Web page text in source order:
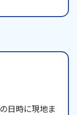
日時に現地ま